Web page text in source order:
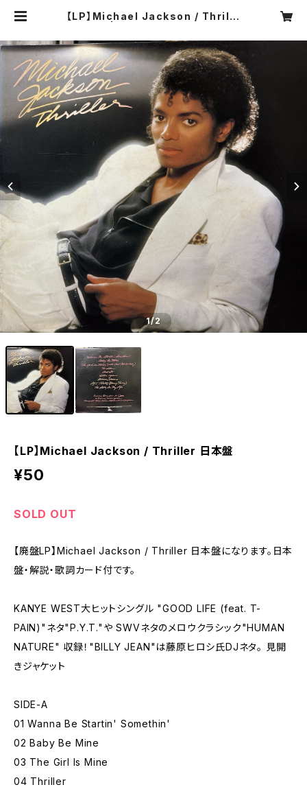
【LP】Michael Jackson / Thrille
A
1/2
【LP】Michael Jackson / Thriller 日本盤
¥50
SOLD OUT
【廃盤LP】Michael Jackson / Thriller 日本盤になります。日本
盤・解説・歌詞カード付です。
KANYE WEST大ヒットシングル "GOOD LIFE (feat. T-
PAIN)"ネタ"P.Y.T."や SWVネタのメロウクラシック"HUMAN
NATURE" 収録！"BILLY JEAN"は藤原ヒロシ氏DJネタ。 見開
きジャケット
SIDE-A
01 Wanna Be Startin' Somethin'
02 Baby Be Mine
03 The Girl Is Mine
04 Thriller